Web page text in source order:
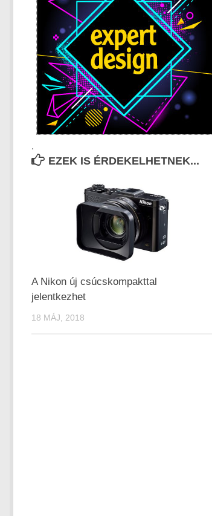
.
EZEK IS ÉRDEKELHETNEK...
A Nikon új csúcskompakttal
jelentkezhet
18 MÁJ, 2018